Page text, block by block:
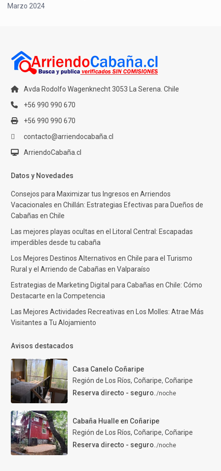
Marzo 2024
Avda Rodolfo Wagenknecht 3053 La Serena. Chile
+56 990 990 670
+56 990 990 670
contacto@arriendocabaña.cl
ArriendoCabaña.cl
Datos y Novedades
Consejos para Maximizar tus Ingresos en Arriendos
Vacacionales en Chillán: Estrategias Efectivas para Dueños de
Cabañas en Chile
Las mejores playas ocultas en el Litoral Central: Escapadas
imperdibles desde tu cabaña
Los Mejores Destinos Alternativos en Chile para el Turismo
Rural y el Arriendo de Cabañas en Valparaíso
Estrategias de Marketing Digital para Cabañas en Chile: Cómo
Destacarte en la Competencia
Las Mejores Actividades Recreativas en Los Molles: Atrae Más
Visitantes a Tu Alojamiento
Avisos destacados
Casa Canelo Coñaripe
Región de Los Ríos, Coñaripe, Coñaripe
Reserva directo - seguro./noche
Cabaña Hualle en Coñaripe
Región de Los Ríos, Coñaripe, Coñaripe
Reserva directo - seguro./noche